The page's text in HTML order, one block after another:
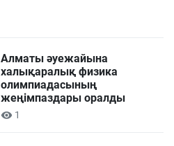
Алматы әуежайына
халықаралық физика
олимпиадасының
жеңімпаздары оралды
1